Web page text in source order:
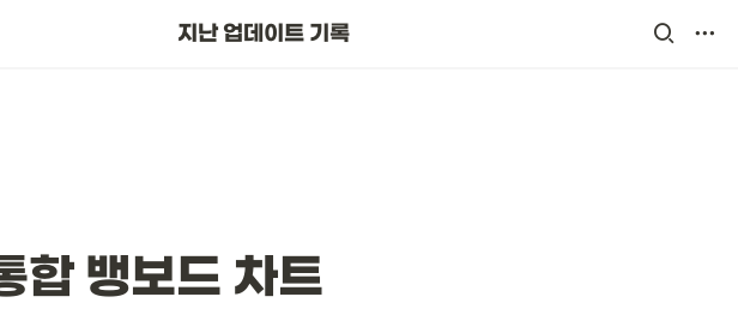
지난 업데이트 기록
뱅보드 차트